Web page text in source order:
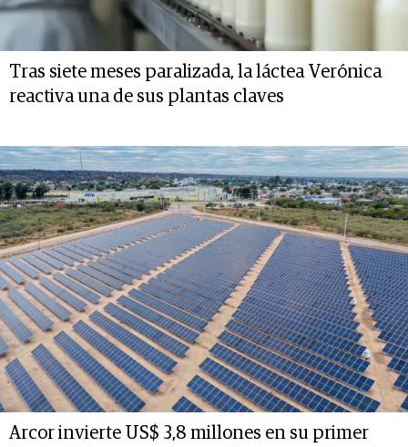
Tras siete meses paralizada, la láctea Verónica
reactiva una de sus plantas claves
Arcor invierte US$ 3,8 millones en su primer